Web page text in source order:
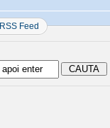
RSS Feed